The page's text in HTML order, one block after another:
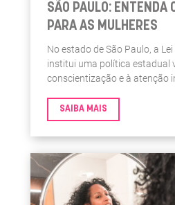
SÃO PAULO: ENTENDA
PARA AS MULHERES
No estado de São Paulo, a
institui uma política estadual
conscientização e à atenção
informação, cuidado e
saúde. A seguir, você entende
que a legislação prevê.
SAIBA MAIS